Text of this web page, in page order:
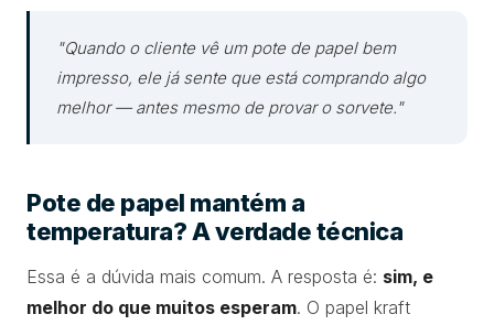
"Quando o cliente vê um pote de papel bem
impresso, ele já sente que está comprando algo
melhor — antes mesmo de provar o sorvete."
Pote de papel mantém a
temperatura? A verdade técnica
Essa é a dúvida mais comum. A resposta é: sim, e
melhor do que muitos esperam. O papel kraft